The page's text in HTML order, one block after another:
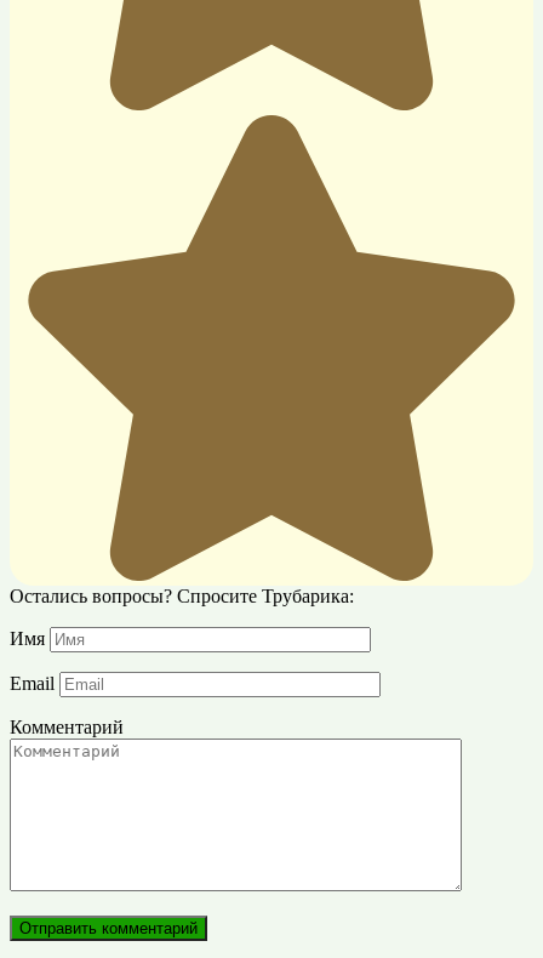
Остались вопросы? Спросите Трубарика:
Имя
Email
Комментарий